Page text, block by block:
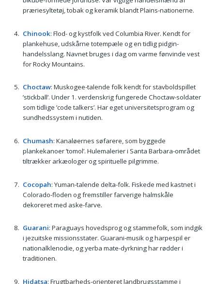
præriesyltetøj, tobak og keramik blandt Plains-nationerne.
Chinook: Flod- og kystfolk ved Columbia River. Kendt for
plankehuse, udskårne totempæle og en tidlig pidgin-
handelsslang. Navnet bruges i dag om varme fønvinde vest
for Rocky Mountains.
Choctaw: Muskogee-talende folk kendt for stavboldspillet
’stickball’. Under 1. verdenskrig fungerede Choctaw-soldater
som tidlige ’code talkers’. Har eget universitetsprogram og
sundhedssystem i nutiden.
Chumash: Kanaløernes søfarere, som byggede
plankekanoer ’tomol’. Hulemalerier i Santa Barbara-området
tiltrækker arkæologer og spirituelle pilgrimme.
Cocopah: Yuman-talende delta-folk. Fiskede med kastnet i
Colorado-floden og fremstiller farverige halmskåle
dekoreret med aske-farve.
Guarani: Paraguays hovedsprog og stammefolk, som indgik
i jezuitske missionsstater. Guarani-musik og harpespil er
nationalklenodie, og yerba mate-dyrkning har rødder i
traditionen.
Hidatsa: Frugtbarheds-orienteret landbrugsstamme i